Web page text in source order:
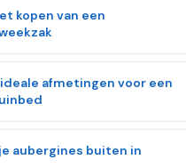
kopen van een
afmetingen voor een
aubergines buiten in